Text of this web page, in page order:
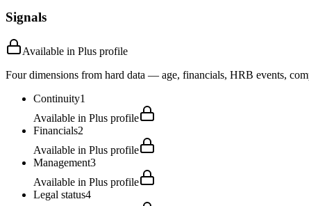
Signals
Available in Plus profile
Four dimensions from hard data — age, financials, HRB events,
Continuity1
Available in Plus profile
Financials2
Available in Plus profile
Management3
Available in Plus profile
Legal status4